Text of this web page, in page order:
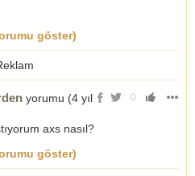
göster)
0
yorumu (4 yıl
axs nasıl?
göster)